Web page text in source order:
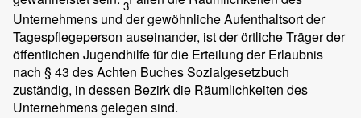
3
Unternehmens und der gewöhnliche Aufenthaltsort der
Tagespflegeperson auseinander, ist der örtliche Träger der
öffentlichen Jugendhilfe für die Erteilung der Erlaubnis
nach § 43 des Achten Buches Sozialgesetzbuch
zuständig, in dessen Bezirk die Räumlichkeiten des
Unternehmens gelegen sind.